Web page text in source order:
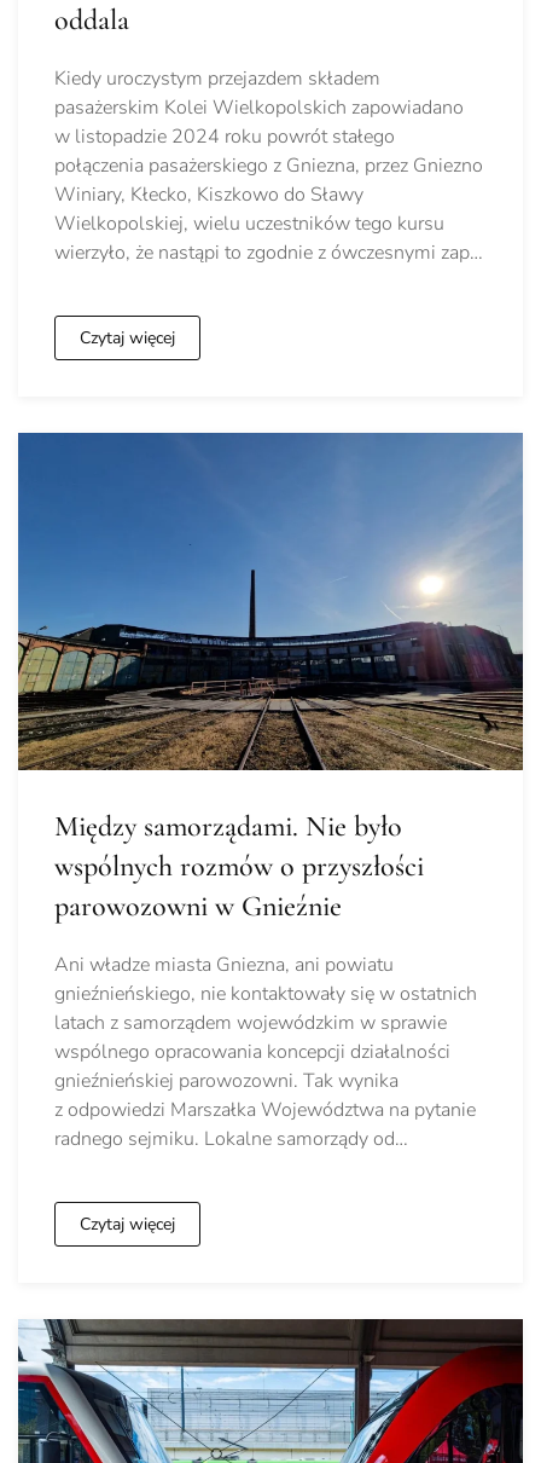
oddala
Kiedy uroczystym przejazdem składem
pasażerskim Kolei Wielkopolskich zapowiadano
w listopadzie 2024 roku powrót stałego
połączenia pasażerskiego z Gniezna, przez Gniezno
Winiary, Kłecko, Kiszkowo do Sławy
Wielkopolskiej, wielu uczestników tego kursu
wierzyło, że nastąpi to zgodnie z ówczesnymi zap…
Czytaj więcej
Między samorządami. Nie było
wspólnych rozmów o przyszłości
parowozowni w Gnieźnie
Ani władze miasta Gniezna, ani powiatu
gnieźnieńskiego, nie kontaktowały się w ostatnich
latach z samorządem wojewódzkim w sprawie
wspólnego opracowania koncepcji działalności
gnieźnieńskiej parowozowni. Tak wynika
z odpowiedzi Marszałka Województwa na pytanie
radnego sejmiku. Lokalne samorządy od…
Czytaj więcej